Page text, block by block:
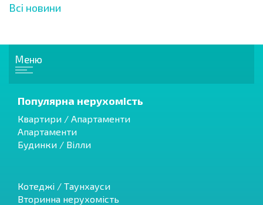
Всі новини
Меню
Популярна нерухомість
Квартири / Апартаменти
Апартаменти
Будинки / Вілли
Котеджі / Таунхауси
Вторинна нерухомість